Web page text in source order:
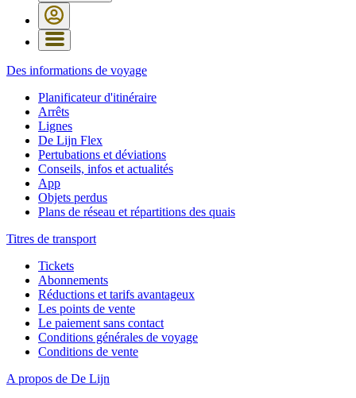
Des informations de voyage
Planificateur d'itinéraire
Arrêts
Lignes
De Lijn Flex
Pertubations et déviations
Conseils, infos et actualités
App
Objets perdus
Plans de réseau et répartitions des quais
Titres de transport
Tickets
Abonnements
Réductions et tarifs avantageux
Les points de vente
Le paiement sans contact
Conditions générales de voyage
Conditions de vente
A propos de De Lijn